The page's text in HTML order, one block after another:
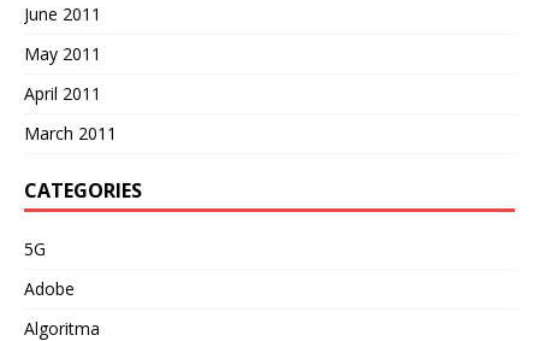
June 2011
May 2011
April 2011
March 2011
CATEGORIES
5G
Adobe
Algoritma